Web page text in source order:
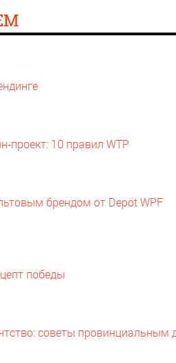
10 правил WTP
брендом от Depot WPF
победы
советы провинциальным